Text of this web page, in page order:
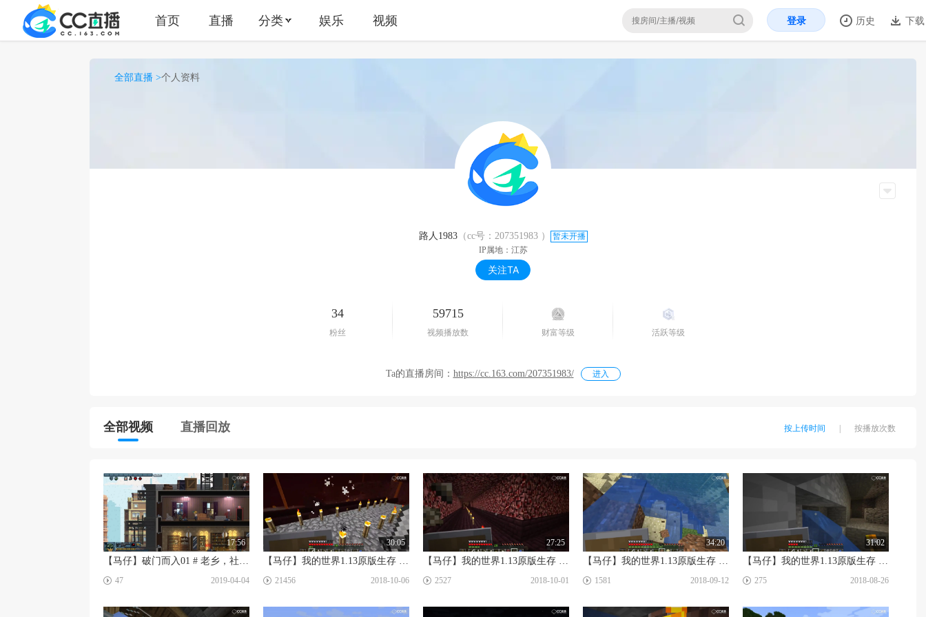
首页 直播 分类 娱乐 视频 登录 历史 下载
全部直播 >个人资料
路人1983（cc号： 207351983 ）
暂未开播
IP属地：江苏
关注TA
34
粉丝
59715
视频播放数 财富等级 活跃等级
Ta的直播房间： https://cc.163.com/207351983/ 进入
全部视频 直播回放 按上传时间 按播放次数
☑
17:56
【马仔】破门而入01 # 老乡，社区送温暖！
47 2019-04-04
☑
30:05
【马仔】我的世界1.13原版生存 #10 烈焰人刷怪塔
21456 2018-10-06
☑
27:25
【马仔】我的世界1.13原版生存 #9 地狱冒险
2527 2018-10-01
☑
34:20
【马仔】我的世界1.13原版生存 #8 麦克风测试
1581 2018-09-12
☑
31:02
【马仔】我的世界1.13原版生存 #7 两颗钻石
275 2018-08-26